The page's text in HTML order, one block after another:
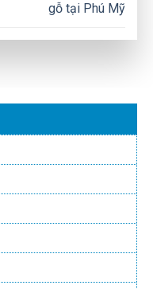
gỗ tại Phú Mỹ